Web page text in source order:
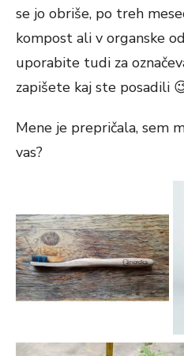
se jo obriše, po treh
kompost ali v organske
uporabite tudi za
zapišete kaj ste posadili
Mene je prepričala, sem
vas?